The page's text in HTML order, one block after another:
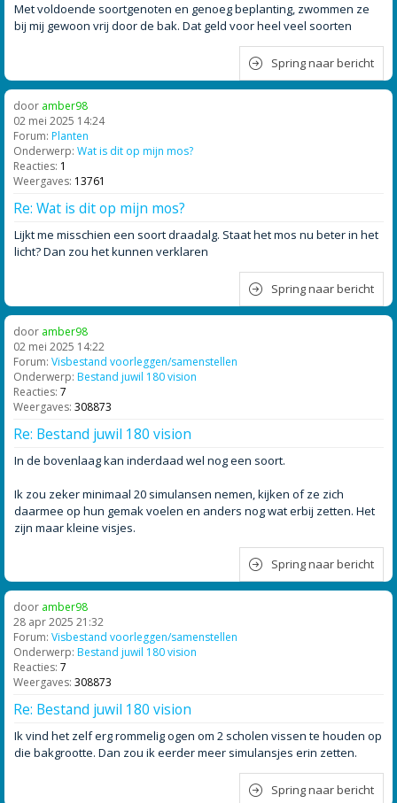
Met voldoende soortgenoten en genoeg beplanting, zwommen ze
bij mij gewoon vrij door de bak. Dat geld voor heel veel soorten
Spring naar bericht
door amber98
02 mei 2025 14:24
Forum: Planten
Onderwerp: Wat is dit op mijn mos?
Reacties: 1
Weergaves: 13761
Re: Wat is dit op mijn mos?
Lijkt me misschien een soort draadalg. Staat het mos nu beter in het
licht? Dan zou het kunnen verklaren
Spring naar bericht
door amber98
02 mei 2025 14:22
Forum: Visbestand voorleggen/samenstellen
Onderwerp: Bestand juwil 180 vision
Reacties: 7
Weergaves: 308873
Re: Bestand juwil 180 vision
In de bovenlaag kan inderdaad wel nog een soort.
Ik zou zeker minimaal 20 simulansen nemen, kijken of ze zich
daarmee op hun gemak voelen en anders nog wat erbij zetten. Het
zijn maar kleine visjes.
Spring naar bericht
door amber98
28 apr 2025 21:32
Forum: Visbestand voorleggen/samenstellen
Onderwerp: Bestand juwil 180 vision
Reacties: 7
Weergaves: 308873
Re: Bestand juwil 180 vision
Ik vind het zelf erg rommelig ogen om 2 scholen vissen te houden op
die bakgrootte. Dan zou ik eerder meer simulansjes erin zetten.
Spring naar bericht